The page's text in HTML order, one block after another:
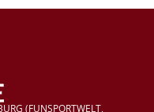
(FUNSPORTWELT,